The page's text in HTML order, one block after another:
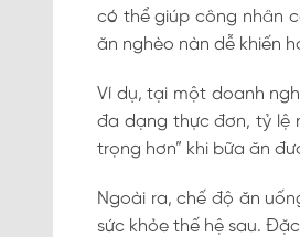
có thể giúp công nhân
ăn nghèo nàn dễ khiến
Ví dụ, tại một doanh
đa dạng thực đơn, tỷ lệ
trọng hơn” khi bữa ăn
Ngoài ra, chế độ ăn
sức khỏe thế hệ sau.